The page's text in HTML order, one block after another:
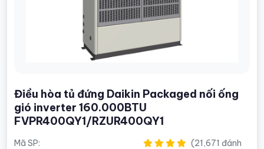
Điều hòa tủ đứng Daikin Packaged nối ống
gió inverter 160.000BTU
FVPR400QY1/RZUR400QY1
Mã SP:
(21,671 đánh